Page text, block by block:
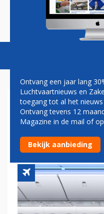
Magazine
IATA WIL
VOOR
Ontvang een jaar lang
Luchtvaartnieuws en
toegang tot al het
Ontvang tevens 12
Magazine in de mail of
Bekijk aanbieding